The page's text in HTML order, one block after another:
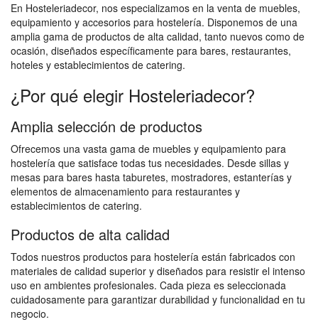
En Hosteleriadecor, nos especializamos en la venta de muebles,
equipamiento y accesorios para hostelería. Disponemos de una
amplia gama de productos de alta calidad, tanto nuevos como de
ocasión, diseñados específicamente para bares, restaurantes,
hoteles y establecimientos de catering.
¿Por qué elegir Hosteleriadecor?
Amplia selección de productos
Ofrecemos una vasta gama de muebles y equipamiento para
hostelería que satisface todas tus necesidades. Desde sillas y
mesas para bares hasta taburetes, mostradores, estanterías y
elementos de almacenamiento para restaurantes y
establecimientos de catering.
Productos de alta calidad
Todos nuestros productos para hostelería están fabricados con
materiales de calidad superior y diseñados para resistir el intenso
uso en ambientes profesionales. Cada pieza es seleccionada
cuidadosamente para garantizar durabilidad y funcionalidad en tu
negocio.